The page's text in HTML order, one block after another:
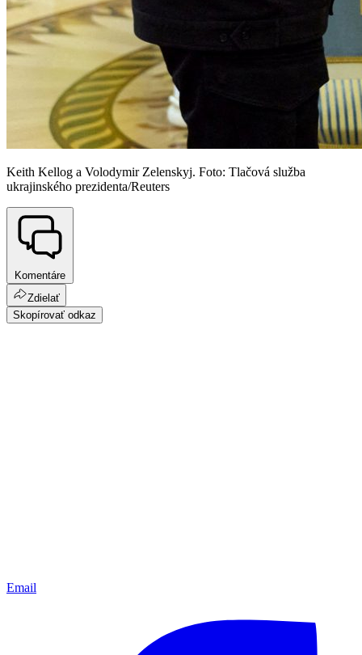
Keith Kellog a Volodymir Zelenskyj. Foto: Tlačová služba
ukrajinského prezidenta/Reuters
Komentáre
Zdielať
Skopírovať odkaz
Email